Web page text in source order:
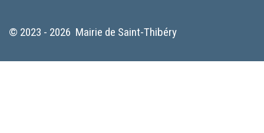
© 2023 - 2026 Mairie de Saint-Thibéry